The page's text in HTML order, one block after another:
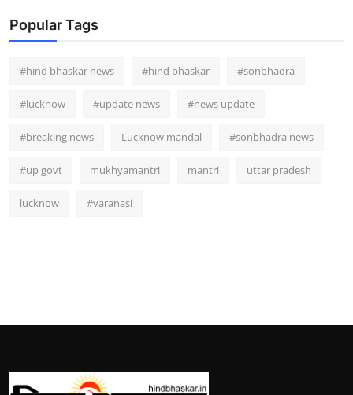
Popular Tags
#hind bhaskar news #hind bhaskar #sonbhadra
#lucknow #update news #news update
#breaking news Lucknow mandal #sonbhadra news
#up govt mukhyamantri mantri uttar pradesh
lucknow #varanasi